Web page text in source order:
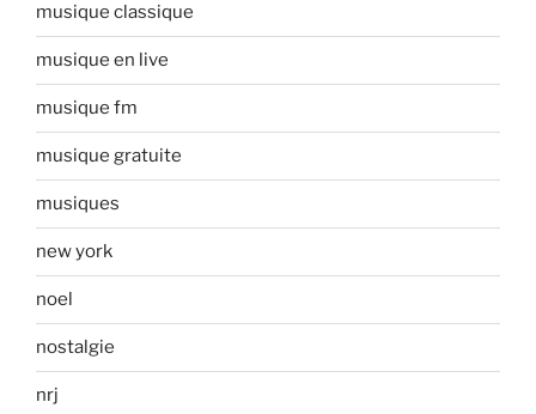
musique classique
musique en live
musique fm
musique gratuite
musiques
new york
noel
nostalgie
nrj